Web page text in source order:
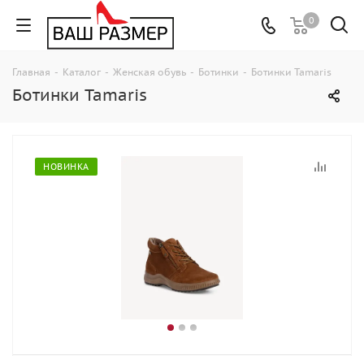
0
Главная - Каталог - Женская обувь - Ботинки - Ботинки Tamaris
Ботинки Tamaris
НОВИНКА